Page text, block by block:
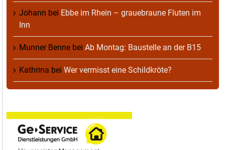
Johann bei Ebbe im Rhein – grauebraune Fluten im
Inn
Munner Benne bei Ab Montag: Baustelle an der B15
Kathrina bei Wer vermisst eine Schildkröte?